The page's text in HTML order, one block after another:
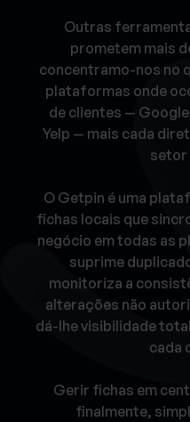
Outras
prometem mais
concentramo-nos no
plataformas onde
de clientes —
Yelp — mais cada
setor
O Getpin é uma
fichas locais que
negócio em todas as
suprime
monitoriza a
alterações não
dá-lhe visibilidade
cada
Gerir fichas em
finalmente,